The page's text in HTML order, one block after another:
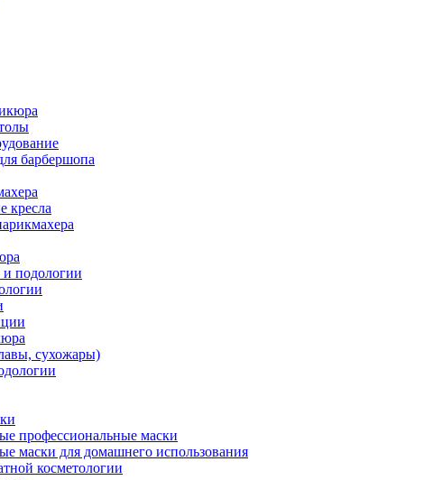
барбершопа
кресла
подологии
сухожары)
профессиональные маски
маски для домашнего использования
косметологии